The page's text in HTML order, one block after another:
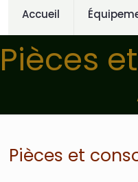
Accueil
Pièces
Pièces et